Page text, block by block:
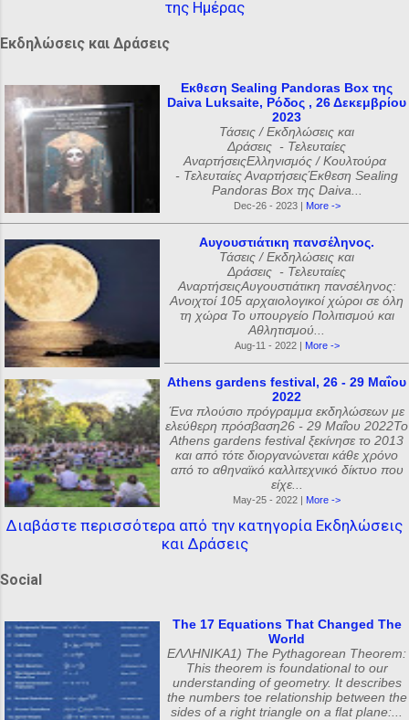
της Ημέρας
Εκδηλώσεις και Δράσεις
Εκθεση Sealing Pandoras Box της
Daiva Luksaite, Ρόδος , 26 Δεκεμβρίου
2023
Τάσεις / Εκδηλώσεις και
Δράσεις - Τελευταίες
ΑναρτήσειςΕλληνισμός / Κουλτούρα
- Τελευταίες ΑναρτήσειςΈκθεση Sealing
Pandoras Box της Daiva...
Dec-26 - 2023 | More ->
Αυγουστιάτικη πανσέληνος.
Τάσεις / Εκδηλώσεις και
Δράσεις - Τελευταίες
ΑναρτήσειςΑυγουστιάτικη πανσέληνος:
Ανοιχτοί 105 αρχαιολογικοί χώροι σε όλη
τη χώρα Το υπουργείο Πολιτισμού και
Αθλητισμού...
Aug-11 - 2022 | More ->
Athens gardens festival, 26 - 29 Μαΐου
2022
Ένα πλούσιο πρόγραμμα εκδηλώσεων με
ελεύθερη πρόσβαση26 - 29 Μαΐου 2022Το
Athens gardens festival ξεκίνησε το 2013
και από τότε διοργανώνεται κάθε χρόνο
από το αθηναϊκό καλλιτεχνικό δίκτυο που
είχε...
May-25 - 2022 | More ->
Διαβάστε περισσότερα από την κατηγορία Εκδηλώσεις
και Δράσεις
Social
The 17 Equations That Changed The
World
ΕΛΛΗΝΙΚΑ1) The Pythagorean Theorem:
This theorem is foundational to our
understanding of geometry. It describes
the numbers toe relationship between the
sides of a right triangle on a flat plane:...